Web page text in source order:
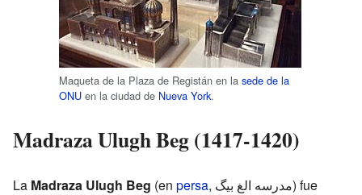
Maqueta de la Plaza de Registán en la sede de la
ONU en la ciudad de Nueva York.
Madraza Ulugh Beg (1417-1420)
La Madraza Ulugh Beg (en persa, مدرسه الغ بیگ‎) fue